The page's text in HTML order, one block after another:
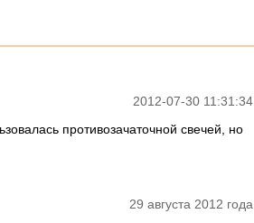
2012-07-30 11:31:34
противозачаточной свечей, но
29 августа 2012 года